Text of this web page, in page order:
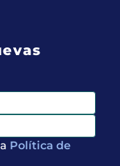
Política de